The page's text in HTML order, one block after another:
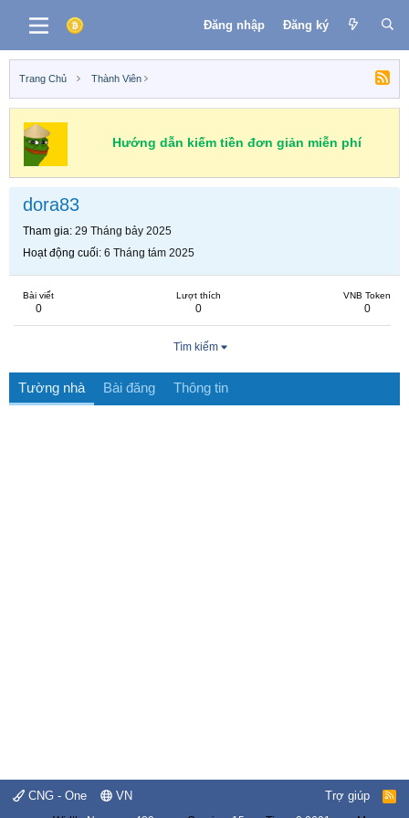
Đăng nhập Đăng ký
Trang Chủ Thành Viên
Hướng dẫn kiếm tiền đơn giản miễn phí
dora83
Tham gia 29 Tháng bảy 2025
Hoạt động cuối 6 Tháng tám 2025
Bài viết
0
Lượt thích
0
VNB Token
0
Tìm kiếm
Tường nhà Bài đăng Thông tin
CNG - One VN Trợ giúp
R